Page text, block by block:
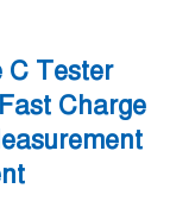
C Tester
Charge